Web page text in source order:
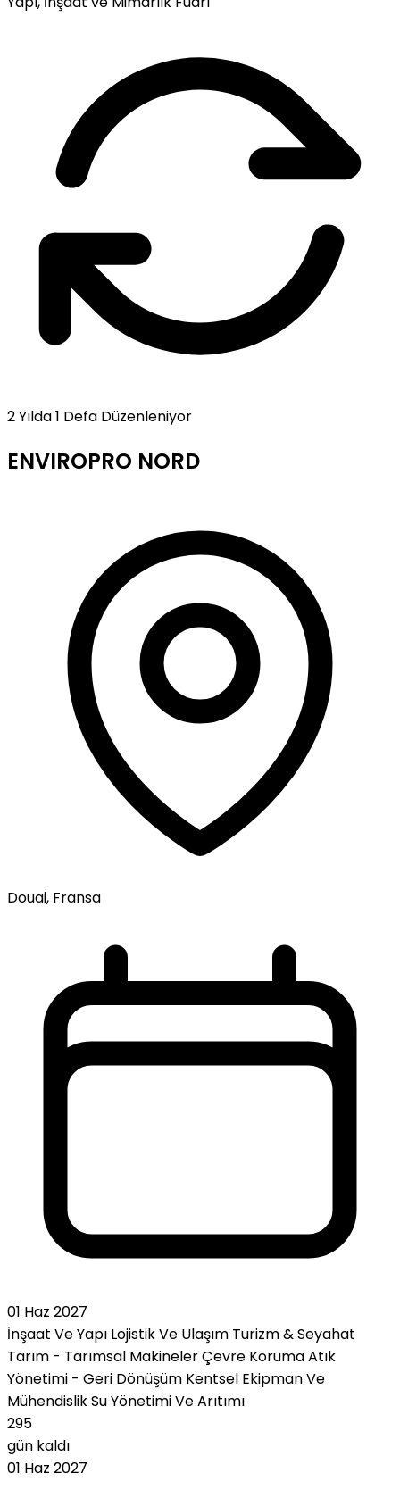
2 Yılda 1 Defa Düzenleniyor
ENVIROPRO NORD
Douai, Fransa
01 Haz 2027
İnşaat Ve Yapı Lojistik Ve Ulaşım Turizm & Seyahat
Tarım - Tarımsal MakinelerÇevre KorumaAtık
Yönetimi - Geri Dönüşüm Kentsel Ekipman Ve
MühendislikSu Yönetimi Ve Arıtımı
295
gün kaldı
01 Haz 2027